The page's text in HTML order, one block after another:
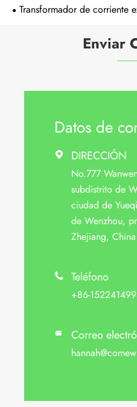
Transformador de corriente
Enviar
Datos de
 DIRECCIÓN
No.777
subdistrito de
ciudad de
de Wenzhou,
Zhejiang, China
 Teléfono
+86-
 Correo